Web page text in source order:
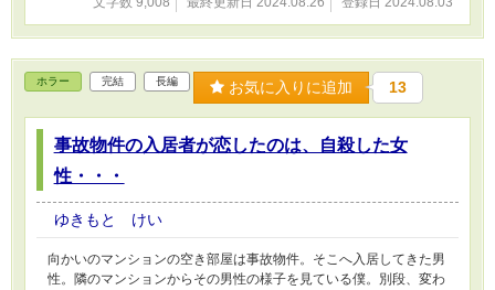
ホラー 完結 長編 お気に入りに追加 13
事故物件の入居者が恋したのは、自殺した女
性・・・
ゆきもと けい
向かいのマンションの空き部屋は事故物件。そこへ入居してきた男
性。隣のマンションからその男性の様子を見ている僕。別段、変わ